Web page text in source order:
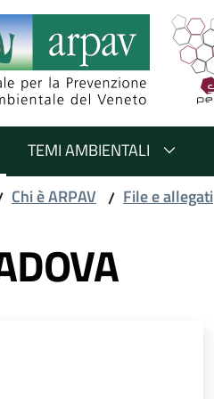
TEMI AMBIENTALI
Chi è ARPAV / File e allegati